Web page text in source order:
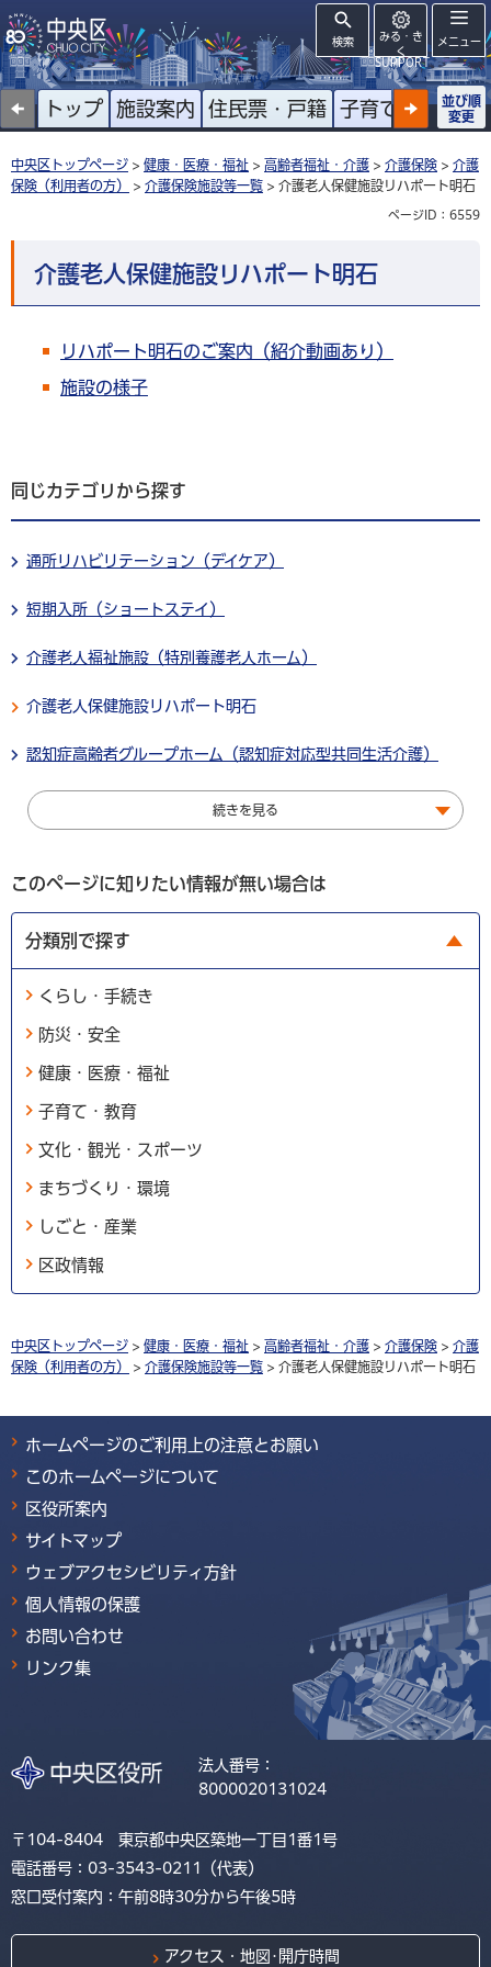
検索
みる・き
く
SUPPORT
メニュー
トップ 施設案内 住民票・戸籍 子育て 高齢者
並び順
変更
中央区トップページ > 健康・医療・福祉 > 高齢者福祉・介護 > 介護保険 > 介護
保険（利用者の方）
> 介護保険施設等一覧 > 介護老人保健施設リハポート明石
ページID：6559
介護老人保健施設リハポート明石
リハポート明石のご案内（紹介動画あり）
施設の様子
同じカテゴリから探す
通所リハビリテーション（デイケア）
短期入所（ショートステイ）
介護老人福祉施設（特別養護老人ホーム）
介護老人保健施設リハポート明石
認知症高齢者グループホーム（認知症対応型共同生活介護）
続きを見る
このページに知りたい情報が無い場合は
分類別で探す
くらし・手続き
防災・安全
健康・医療・福祉
子育て・教育
文化・観光・スポーツ
まちづくり・環境
しごと・産業
区政情報
中央区トップページ > 健康・医療・福祉 > 高齢者福祉・介護 > 介護保険 > 介護
保険（利用者の方）
> 介護保険施設等一覧 > 介護老人保健施設リハポート明石
ホームページのご利用上の注意とお願い
このホームページについて
区役所案内
サイトマップ
ウェブアクセシビリティ方針
個人情報の保護
お問い合わせ
リンク集
法人番号：
8000020131024
〒104-8404 東京都中央区築地一丁目1番1号
電話番号：03-3543-0211（代表）
窓口受付案内：午前8時30分から午後5時
アクセス・地図･開庁時間